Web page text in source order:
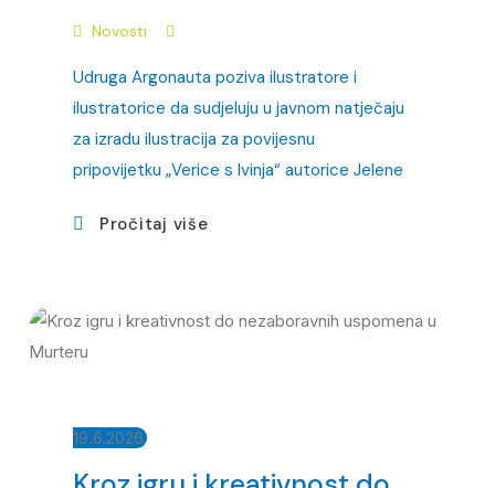
Novosti
Udruga Argonauta poziva ilustratore i
ilustratorice da sudjeluju u javnom natječaju
za izradu ilustracija za povijesnu
pripovijetku „Verice s Ivinja“ autorice Jelene
Pročitaj više
19.6.2026.